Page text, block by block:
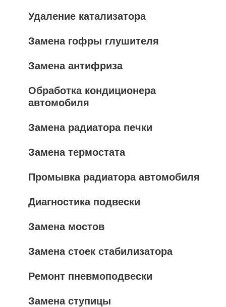
Удаление катализатора
Замена гофры глушителя
Замена антифриза
Обработка кондиционера
автомобиля
Замена радиатора печки
Замена термостата
Промывка радиатора автомобиля
Диагностика подвески
Замена мостов
Замена стоек стабилизатора
Ремонт пневмоподвески
Замена ступицы